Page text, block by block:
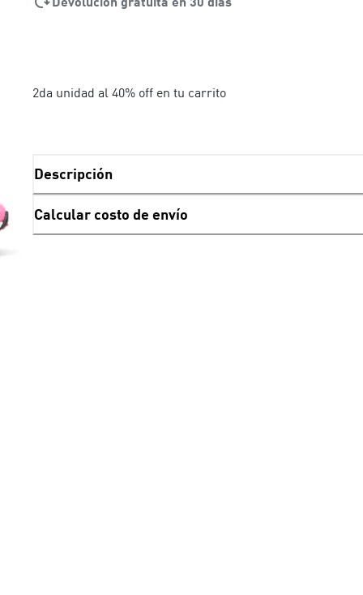
2da unidad al 40% off en tu carrito
Descripción
Calcular costo de envío